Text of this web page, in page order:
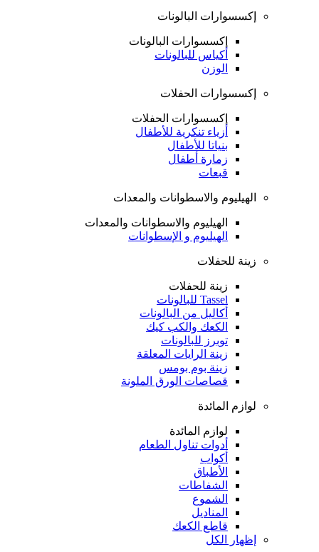
إكسسوارات البالونات
إكسسوارات البالونات
أكياس للبالونات
الوزن
إكسسوارات الحفلات
إكسسوارات الحفلات
أزياء تنكرية للأطفال
بنياتا للأطفال
زمارة أطفال
قبعات
الهيليوم والاسطوانات والمعدات
الهيليوم والاسطوانات والمعدات
الهيليوم و الإسطوانات
زينة للحفلات
زينة للحفلات
Tassel للبالونات
أكاليل من البالونات
الكعك والكب كيك
توبرز للبالونات
زينة الرايات المعلقة
زينة بوم بومس
قصاصات الورق الملونة
لوازم المائدة
لوازم المائدة
أدوات تناول الطعام
أكواب
الأطباق
الشفاطات
الشموع
المناديل
قاطع الكعك
إظهار الكل